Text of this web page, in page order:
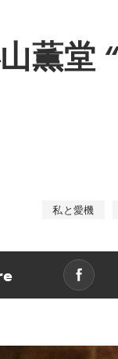
薫堂
私と愛機